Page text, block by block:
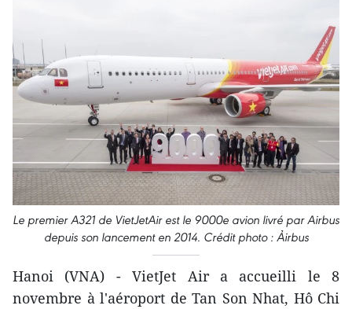
Le premier A321 de VietJetAir est le 9000e avion livré par Airbus
depuis son lancement en 2014. Crédit photo : Ảirbus
Hanoi (VNA) - VietJet Air a accueilli le 8
novembre à l'aéroport de Tan Son Nhat, Hô Chi